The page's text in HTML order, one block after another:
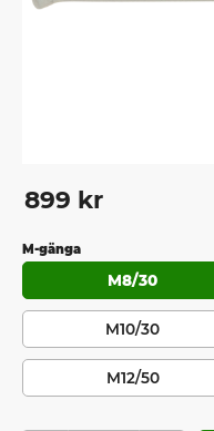
899 kr
M-gänga
M8/30
M10/30
M12/50